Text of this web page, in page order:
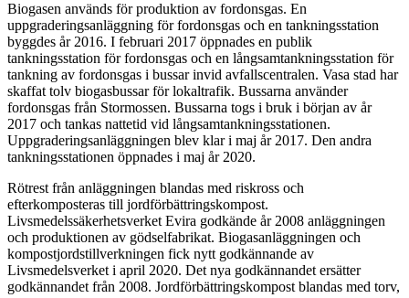
Biogasen används för produktion av fordonsgas. En
uppgraderingsanläggning för fordonsgas och en tankningsstation
byggdes år 2016. I februari 2017 öppnades en publik
tankningsstation för fordonsgas och en långsamtankningsstation för
tankning av fordonsgas i bussar invid avfallscentralen. Vasa stad har
skaffat tolv biogasbussar för lokaltrafik. Bussarna använder
fordonsgas från Stormossen. Bussarna togs i bruk i början av år
2017 och tankas nattetid vid långsamtankningsstationen.
Uppgraderingsanläggningen blev klar i maj år 2017. Den andra
tankningsstationen öppnades i maj år 2020.
Rötrest från anläggningen blandas med riskross och
efterkomposteras till jordförbättringskompost.
Livsmedelssäkerhetsverket Evira godkände år 2008 anläggningen
och produktionen av gödselfabrikat. Biogasanläggningen och
kompostjordstillverkningen fick nytt godkännande av
Livsmedelsverket i april 2020. Det nya godkännandet ersätter
godkännandet från 2008. Jordförbättringskompost blandas med torv,